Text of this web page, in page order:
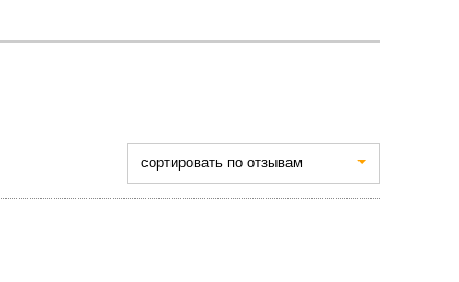
cортировать по отзывам